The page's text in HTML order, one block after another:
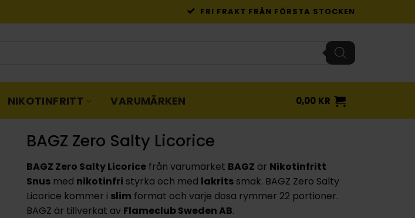
FRI FRAKT FRÅN FÖRSTA STOCKEN
NIKOTINFRITT VARUMÄRKEN 0,00 KR
BAGZ Zero Salty Licorice
BAGZ Zero Salty Licorice från varumärket BAGZ är Nikotinfritt
Snus med nikotinfri styrka och med lakrits smak. BAGZ Zero Salty
Licorice kommer i slim format och varje dosa rymmer 22 portioner.
BAGZ är tillverkat av Flameclub Sweden AB.